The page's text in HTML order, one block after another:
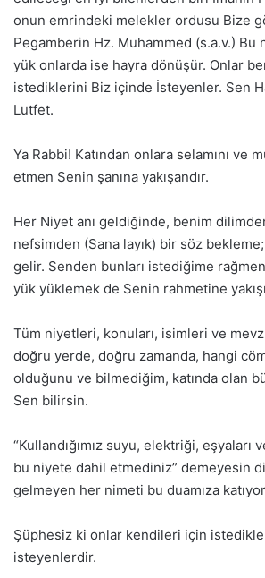
onun emrindeki melekler ordusu Bize
Pegamberin Hz. Muhammed (s.a.v.) Bu
yük onlarda ise hayra dönüşür. Onlar
istediklerini Biz içinde İsteyenler. Sen
Lutfet.
Ya Rabbi! Katından onlara selamını ve
etmen Senin şanına yakışandır.
Her Niyet anı geldiğinde, benim
nefsimden (Sana layık) bir söz
gelir. Senden bunları istediğime
yük yüklemek de Senin rahmetine
Tüm niyetleri, konuları, isimleri ve
doğru yerde, doğru zamanda, hangi
olduğunu ve bilmediğim, katında olan
Sen bilirsin.
“Kullandığımız suyu, elektriği, eşyaları
bu niyete dahil etmediniz” demeyesin
gelmeyen her nimeti bu duamıza
Şüphesiz ki onlar kendileri için
isteyenlerdir.